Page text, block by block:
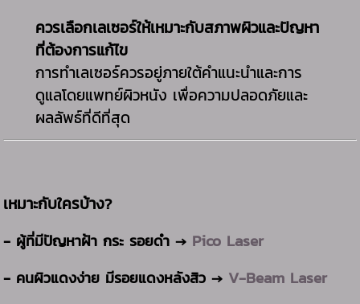
ควรเลือกเลเซอร์ให้เหมาะกับสภาพผิวและปัญหา
ที่ต้องการแก้ไข
การทำเลเซอร์ควรอยู่ภายใต้คำแนะนำและการ
ดูแลโดยแพทย์ผิวหนัง เพื่อความปลอดภัยและ
ผลลัพธ์ที่ดีที่สุด
เหมาะกับใครบ้าง?
- ผู้ที่มีปัญหาฝ้า กระ รอยดำ → Pico Laser
- คนผิวแดงง่าย มีรอยแดงหลังสิว → V-Beam Laser